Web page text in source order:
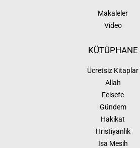
Makaleler
Video
KÜTÜPHANE
Ücretsiz Kitaplar
Allah
Felsefe
Gündem
Hakikat
Hristiyanlık
İsa Mesih